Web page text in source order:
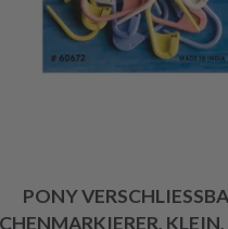
PONY
KLEIN,